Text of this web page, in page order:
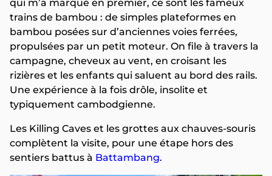
qui m’a marqué en premier, ce sont les fameux
trains de bambou : de simples plateformes en
bambou posées sur d’anciennes voies ferrées,
propulsées par un petit moteur. On file à travers la
campagne, cheveux au vent, en croisant les
rizières et les enfants qui saluent au bord des rails.
Une expérience à la fois drôle, insolite et
typiquement cambodgienne.
Les Killing Caves et les grottes aux chauves-souris
complètent la visite, pour une étape hors des
sentiers battus à Battambang.